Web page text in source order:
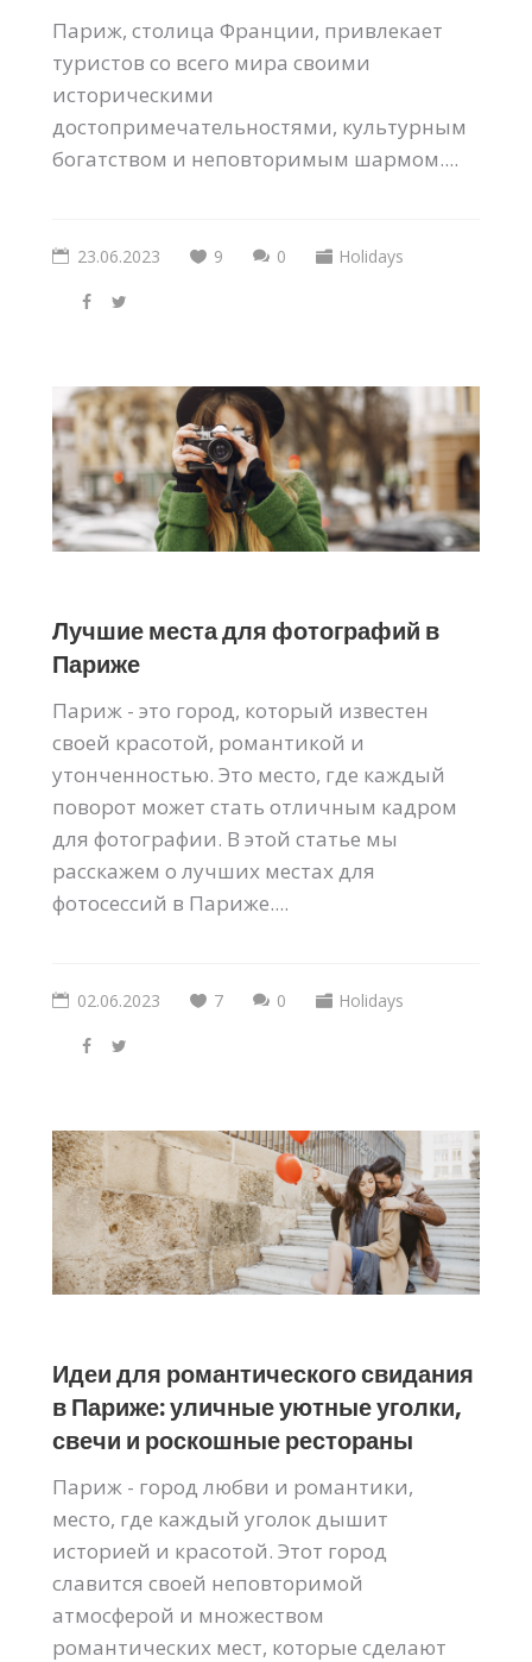
Париж, столица Франции, привлекает
туристов со всего мира своими
историческими
достопримечательностями, культурным
богатством и неповторимым шармом....
23.06.2023 9 0 Holidays
Лучшие места для фотографий в
Париже
Париж - это город, который известен
своей красотой, романтикой и
утонченностью. Это место, где каждый
поворот может стать отличным кадром
для фотографии. В этой статье мы
расскажем о лучших местах для
фотосессий в Париже....
02.06.2023 7 0 Holidays
Идеи для романтического свидания
в Париже: уличные уютные уголки,
свечи и роскошные рестораны
Париж - город любви и романтики,
место, где каждый уголок дышит
историей и красотой. Этот город
славится своей неповторимой
атмосферой и множеством
романтических мест, которые сделают